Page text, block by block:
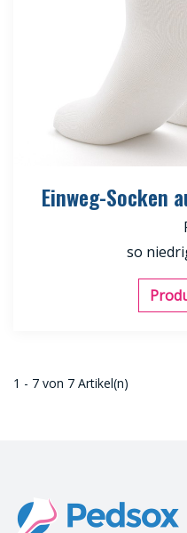
Einweg-Socken
so
1 - 7 von 7 Artikel(n)